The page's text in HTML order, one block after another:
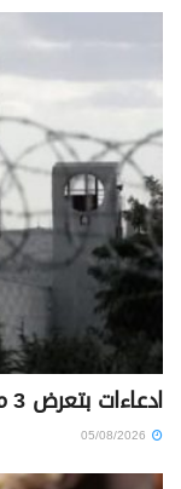
ادعاءات بتعرض 3 معتقلين للتعذيب في سجن تركي